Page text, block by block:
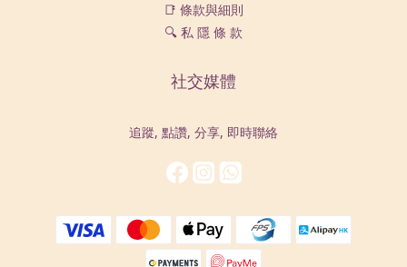
📑 條款與細則
🔍 私 隱 條 款
社交媒體
追蹤, 點讚, 分享, 即時聯絡